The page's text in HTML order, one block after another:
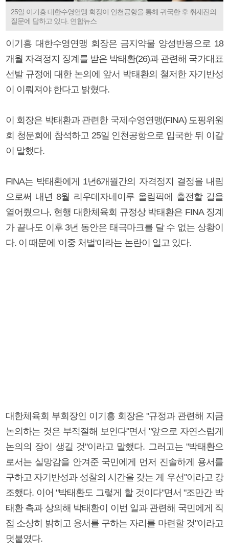
25일 이기흥 대한수영연맹 회장이 인천공항을 통해 귀국한 후 취재진의
질문에 답하고 있다. 연합뉴스
이기흥 대한수영연맹 회장은 금지약물 양성반응으로 18
개월 자격정지 징계를 받은 박태환(26)과 관련해 국가대표
선발 규정에 대한 논의에 앞서 박태환의 철저한 자기반성
이 이뤄져야 한다고 밝혔다.
이 회장은 박태환과 관련한 국제수영연맹(FINA) 도핑위원
회 청문회에 참석하고 25일 인천공항으로 입국한 뒤 이같
이 말했다.
FINA는 박태환에게 1년6개월간의 자격정지 결정을 내림
으로써 내년 8월 리우데자네이루 올림픽에 출전할 길을
열어줬으나, 현행 대한체육회 규정상 박태환은 FINA 징계
가 끝나도 이후 3년 동안은 태극마크를 달 수 없는 상황이
다. 이 때문에 '이중 처벌'이라는 논란이 일고 있다.
대한체육회 부회장인 이기흥 회장은 "규정과 관련해 지금
논의하는 것은 부적절해 보인다"면서 "앞으로 자연스럽게
논의의 장이 생길 것"이라고 말했다. 그러고는 "박태환으
로서는 실망감을 안겨준 국민에게 먼저 진솔하게 용서를
구하고 자기반성과 성찰의 시간을 갖는 게 우선"이라고 강
조했다. 이어 "박태환도 그렇게 할 것이다"면서 "조만간 박
태환 측과 상의해 박태환이 이번 일과 관련해 국민에게 직
접 소상히 밝히고 용서를 구하는 자리를 마련할 것"이라고
덧붙였다.